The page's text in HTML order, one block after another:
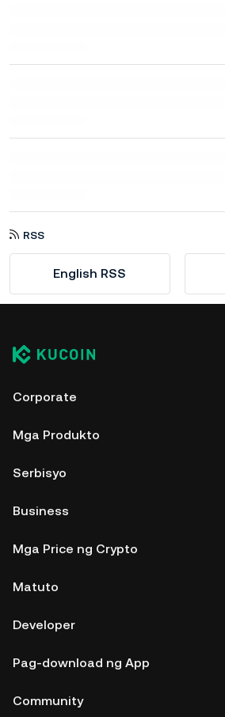
RSS
English RSS
Corporate
Mga Produkto
Serbisyo
Business
Mga Price ng Crypto
Matuto
Developer
Pag-download ng App
Community